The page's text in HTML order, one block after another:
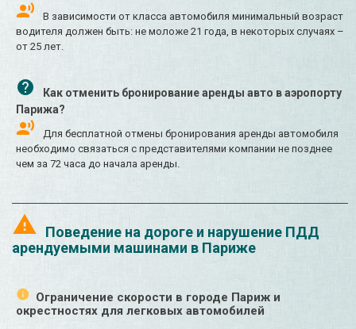
В зависимости от класса автомобиля минимальный возраст
водителя должен быть: не моложе 21 года, в некоторых случаях –
от 25 лет.
Как отменить бронирование аренды авто в аэропорту
Парижа?
Для бесплатной отмены бронирования аренды автомобиля
необходимо связаться с представителями компании не позднее
чем за 72 часа до начала аренды.
Поведение на дороге и нарушение ПДД
арендуемыми машинами в Париже
Ограничение скорости в городе Париж и
окрестностях для легковых автомобилей